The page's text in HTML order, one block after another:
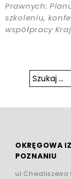
Prawnych:
szkoleniu,
współpracy
Szukaj:
OKRĘGOWA
POZNANIU
ul.Chwaliszewo